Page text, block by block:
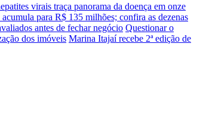
virais traça panorama da doença em onze
para R$ 135 milhões; confira as dezenas
antes de fechar negócio Questionar o
dos imóveis Marina Itajaí recebe 2ª edição de